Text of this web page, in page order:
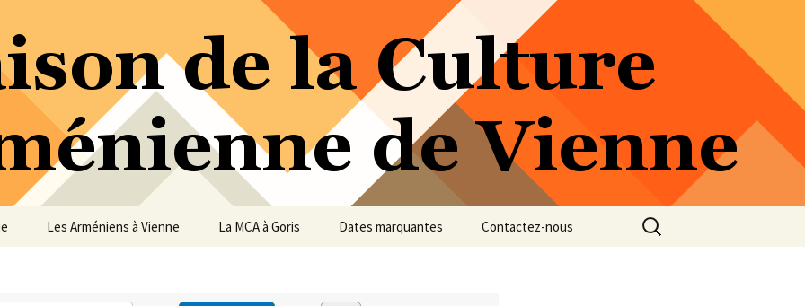
de Vienne
Les Arméniens à Vienne La MCA à Goris Dates marquantes Contactez-nous
Rechercher :